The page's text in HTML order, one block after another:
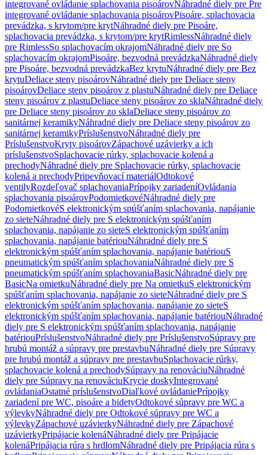
integrované ovládanie splachovania pisoárovNáhradné diely pre Pre
integrované ovládanie splachovania pisoárovPisoáre, splachovacia
prevádzka, s krytom/pre krytNáhradné diely pre Pisoáre,
splachovacia prevádzka, s krytom/pre krytRimlessNáhradné diely
pre RimlessSo splachovacím okrajomNáhradné diely pre So
splachovacím okrajomPisoáre, bezvodná prevádzkaNáhradné diely
pre Pisoáre, bezvodná prevádzkaBez krytuNáhradné diely pre Bez
krytuDeliace steny pisoárovNáhradné diely pre Deliace steny
pisoárovDeliace steny pisoárov z plastuNáhradné diely pre Deliace
steny pisoárov z plastuDeliace steny pisoárov zo sklaNáhradné diely
pre Deliace steny pisoárov zo sklaDeliace steny pisoárov zo
sanitárnej keramikyNáhradné diely pre Deliace steny pisoárov zo
sanitárnej keramikyPríslušenstvoNáhradné diely pre
PríslušenstvoKryty pisoárovZápachové uzávierky a ich
príslušenstvoSplachovacie rúrky, splachovacie kolená a
prechodyNáhradné diely pre Splachovacie rúrky, splachovacie
kolená a prechodyPripevňovací materiálOdtokové
ventilyRozdeľovač splachovaniaPrípojky zariadeníOvládania
splachovania pisoárovPodomietkovéNáhradné diely pre
PodomietkovéS elektronickým spúšťaním splachovania, napájanie
zo sieteNáhradné diely pre S elektronickým spúšťaním
splachovania, napájanie zo sieteS elektronickým spúšťaním
splachovania, napájanie batériouNáhradné diely pre S
elektronickým spúšťaním splachovania, napájanie batériouS
pneumatickým spúšťaním splachovaniaNáhradné diely pre S
pneumatickým spúšťaním splachovaniaBasicNáhradné diely pre
BasicNa omietkuNáhradné diely pre Na omietkuS elektronickým
spúšťaním splachovania, napájanie zo sieteNáhradné diely pre S
elektronickým spúšťaním splachovania, napájanie zo sieteS
elektronickým spúšťaním splachovania, napájanie batériouNáhradné
diely pre S elektronickým spúšťaním splachovania, napájanie
batériouPríslušenstvoNáhradné diely pre PríslušenstvoSúpravy pre
hrubú montáž a súpravy pre prestavbuNáhradné diely pre Súpravy
pre hrubú montáž a súpravy pre prestavbuSplachovacie rúrky,
splachovacie kolená a prechodySúpravy na renováciuNáhradné
diely pre Súpravy na renováciuKrycie doskyIntegrované
ovládaniaOstatné príslušenstvoDiaľkové ovládaniePrípojky
zariadení pre WC, pisoáre a bidetyOdtokové súpravy pre WC a
výlevkyNáhradné diely pre Odtokové súpravy pre WC a
výlevkyZápachové uzávierkyNáhradné diely pre Zápachové
uzávierkyPripájacie kolenáNáhradné diely pre Pripájacie
kolenáPripájacia rúra s hrdlomNáhradné diely pre Pripájacia rúra s